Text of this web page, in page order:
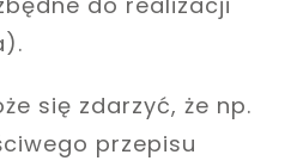
się zdarzyć, że np.
przepisu